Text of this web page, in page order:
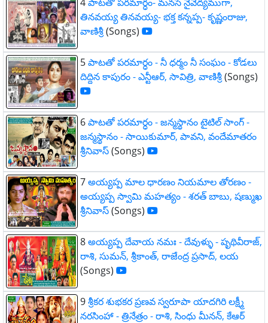
తినవయ్య తినవయ్య- భక్త కన్నప్ప- కృష్ణంరాజు,
వాణిశ్రీ(Songs)
5పాటతో పరమార్ధం - నీ ధర్మం నీ సంఘం - కోడలు
దిద్దిన కాపురం - ఎన్టీఆర్, సావిత్రి, వాణిశ్రీ(Songs)
6పాటతో పరమార్ధం - జన్మస్థానం టైటిల్ సాంగ్ -
జన్మస్థానం - సాయికుమార్, పావని, వందేమాతరం
శ్రీనివాస్(Songs)
7అయ్యప్ప మాల ధారణం నియమాల తోరణం -
అయ్యప్ప స్వామి మహత్యం - శరత్ బాబు, షణ్ముఖ
శ్రీనివాస్(Songs)
8అయ్యప్ప దేవాయ నమః - దేవుళ్ళు - పృథివీరాజ్,
రాశి, సుమన్, శ్రీకాంత్, రాజేంద్ర ప్రసాద్, లయ
(Songs)
9శ్రీకర శుభకర ప్రణవ స్వరూపా యాదగిరి లక్ష్మీ
నరసింహా - త్రినేత్రం - రాశి, సింధు మీనన్, కేఆర్